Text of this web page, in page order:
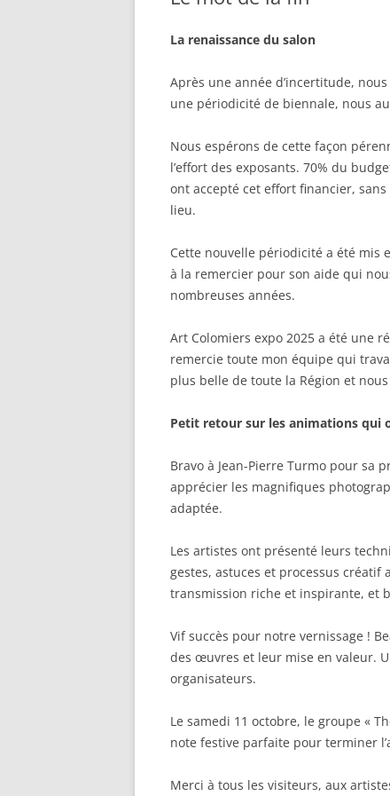
La renaissance du salon
Après une année d’incertitude,
une périodicité de biennale, nous
Nous espérons de cette façon
l’effort des exposants. 70% du
ont accepté cet effort financier,
lieu.
Cette nouvelle périodicité a été mis
à la remercier pour son aide qui
nombreuses années.
Art Colomiers expo 2025 a été une
remercie toute mon équipe qui
plus belle de toute la Région et
Petit retour sur les animations qui
Bravo à Jean-Pierre Turmo pour sa
apprécier les magnifiques
adaptée.
Les artistes ont présenté leurs
gestes, astuces et processus créatif
transmission riche et inspirante, et
Vif succès pour notre vernissage !
des œuvres et leur mise en valeur.
organisateurs.
Le samedi 11 octobre, le groupe «
note festive parfaite pour terminer
Merci à tous les visiteurs, aux